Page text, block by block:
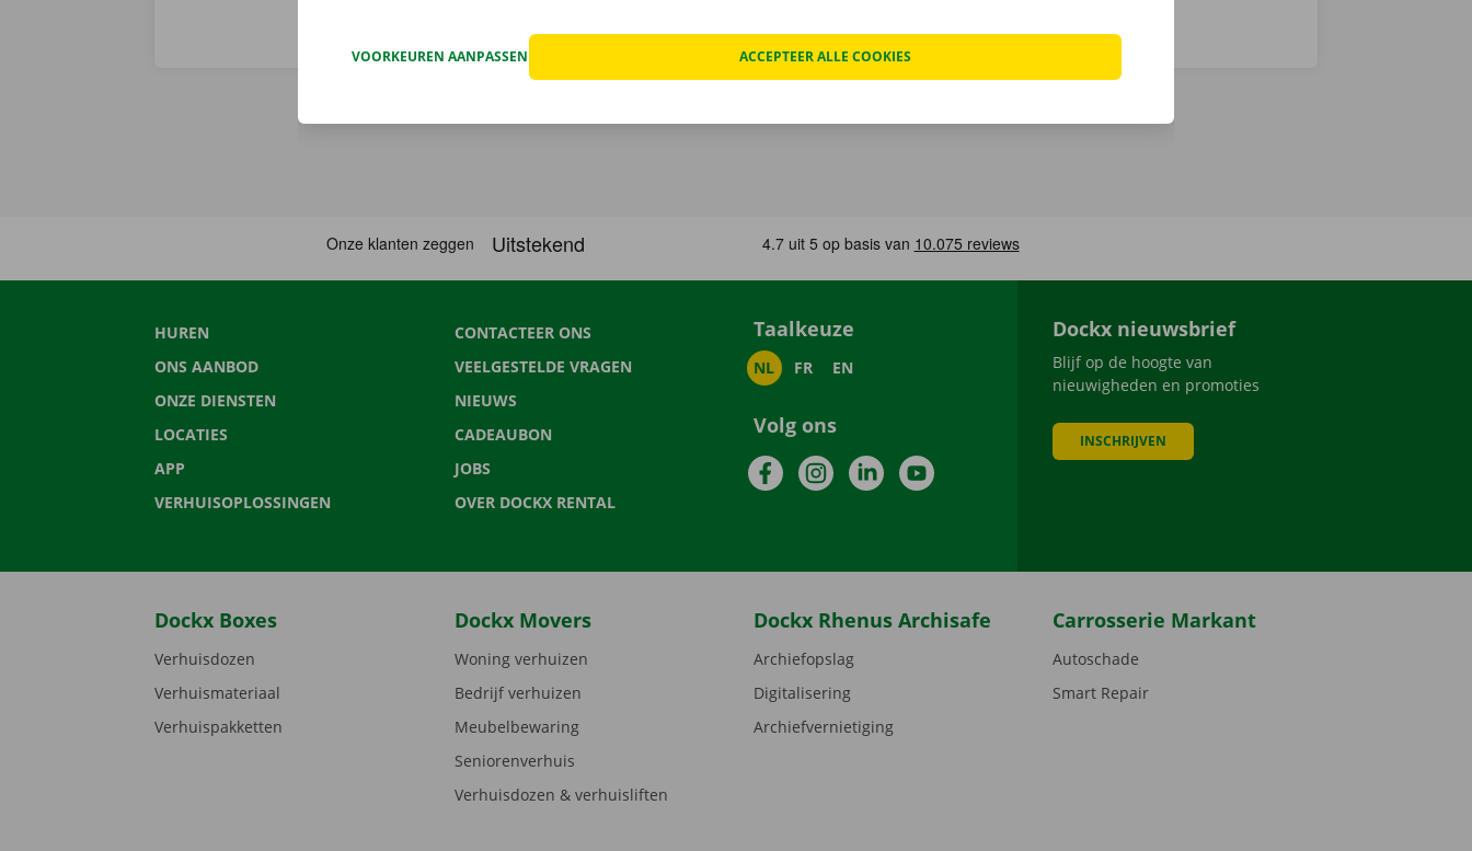
HUREN
ONS AANBOD
ONZE DIENSTEN
LOCATIES
APP
VERHUISOPLOSSINGEN
CONTACTEER ONS
VEELGESTELDE VRAGEN
NIEUWS
CADEAUBON
JOBS
OVER DOCKX RENTAL
Taalkeuze
NL FR EN
Volg ons
FacebookInstagramLinkedInYouTube
Dockx nieuwsbrief
Blijf op de hoogte van
nieuwigheden en promoties
INSCHRIJVEN
Dockx Boxes
Verhuisdozen
Verhuismateriaal
Verhuispakketten
Dockx Movers
Woning verhuizen
Bedrijf verhuizen
Meubelbewaring
Seniorenverhuis
Verhuisdozen & verhuisliften
Dockx Rhenus Archisafe
Archiefopslag
Digitalisering
Archiefvernietiging
Carrosserie Markant
Autoschade
Smart Repair
VOORKEUREN AANPASSEN ACCEPTEER ALLE COOKIES